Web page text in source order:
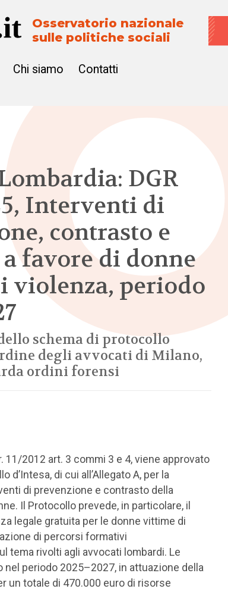
Osservatorio nazionale
sulle politiche sociali
Chi siamo Contatti
DGR
Interventi di
contrasto e
favore di donne
violenza, periodo
schema di protocollo
degli avvocati di Milano,
ordini forensi
11/2012 art. 3 commi 3 e 4, viene approvato
d’Intesa, di cui all’Allegato A, per la
di prevenzione e contra­sto della
Il Protocollo prevede, in particolare, il
legale gratuita per le donne vittime di
di percorsi formativi
tema ri­volti agli avvocati lombardi. Le
nel periodo 2025–2027, in attuazione della
un totale di 470.000 euro di risorse